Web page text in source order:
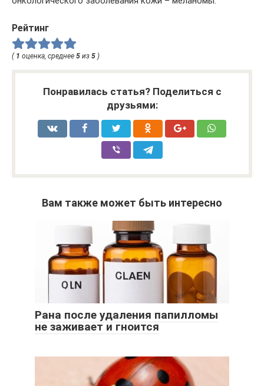
Рейтинг
( 1 оценка, среднее 5 из 5 )
Понравилась статья? Поделиться с
друзьями:
Вам также может быть интересно
Рана после удаления папилломы
не заживает и гноится